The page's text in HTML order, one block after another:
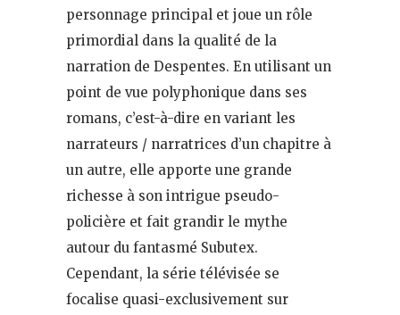
personnage principal et joue un rôle
primordial dans la qualité de la
narration de Despentes. En utilisant un
point de vue polyphonique dans ses
romans, c’est-à-dire en variant les
narrateurs / narratrices d’un chapitre à
un autre, elle apporte une grande
richesse à son intrigue pseudo-
policière et fait grandir le mythe
autour du fantasmé Subutex.
Cependant, la série télévisée se
focalise quasi-exclusivement sur